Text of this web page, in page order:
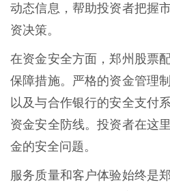
动态信息，帮助投资者把握
资决策。
在资金安全方面，郑州股票
保障措施。严格的资金管理
以及与合作银行的安全支付
资金安全防线。投资者在这
金的安全问题。
服务质量和客户体验始终是